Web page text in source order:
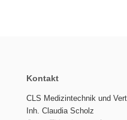
Kontakt
CLS Medizintechnik und
Inh. Claudia Scholz